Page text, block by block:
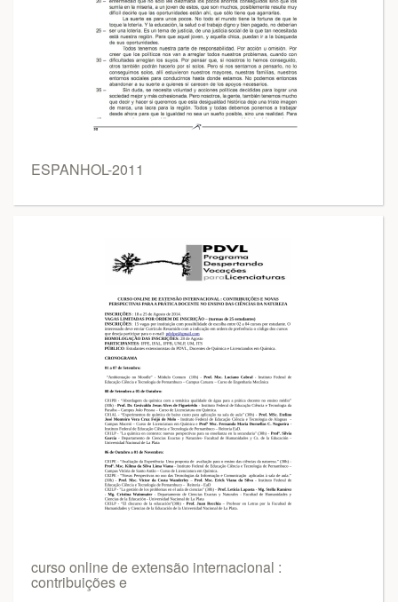
ESPANHOL-2011
curso online de extensão internacional :
contribuições e